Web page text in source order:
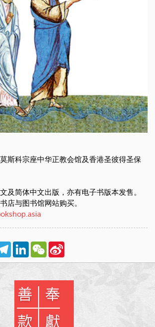
斯科宗座中华正教会馆及香港圣彼得圣保
及简体中文出版，亦有电子书版本发售。
店与图书馆网站购买。
TelegramLinkedInWeChat